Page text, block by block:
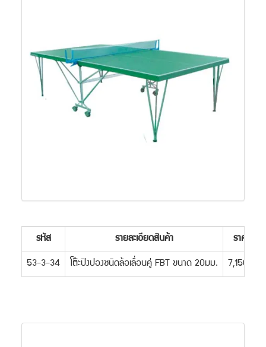
รหัส รายละเอียดสินค้า ราคา
53-3-34 โต๊ะปิงปองชนิดล้อเลื่อนคู่ FBT ขนาด 20มม. 7,150.-